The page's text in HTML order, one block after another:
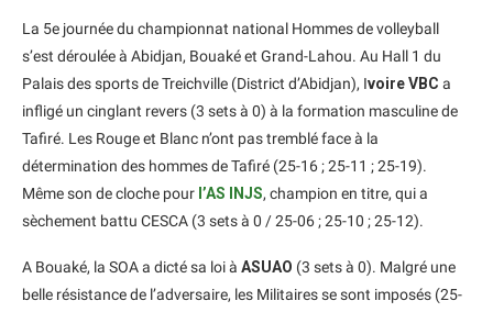
La 5e journée du championnat national Hommes de volleyball
s’est déroulée à Abidjan, Bouaké et Grand-Lahou. Au Hall 1 du
Palais des sports de Treichville (District d’Abidjan), Ivoire VBC a
infligé un cinglant revers (3 sets à 0) à la formation masculine de
Tafiré. Les Rouge et Blanc n’ont pas tremblé face à la
détermination des hommes de Tafiré (25-16 ; 25-11 ; 25-19).
Même son de cloche pour l’AS INJS, champion en titre, qui a
sèchement battu CESCA (3 sets à 0 / 25-06 ; 25-10 ; 25-12).
A Bouaké, la SOA a dicté sa loi à ASUAO (3 sets à 0). Malgré une
belle résistance de l’adversaire, les Militaires se sont imposés (25-